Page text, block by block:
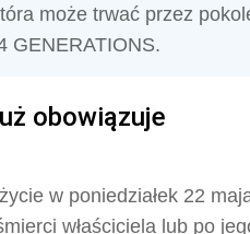
może trwać przez
GENERATIONS.
obowiązuje
w poniedziałek 22
właściciela lub po